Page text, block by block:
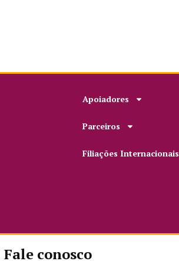
Apoiadores
Parceiros
Filiações Internacionais
Fale conosco